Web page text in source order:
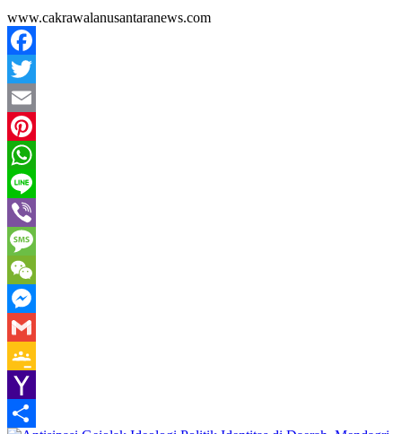
www.cakrawalanusantaranews.com
Facebook
Twitter
Email
Pinterest
WhatsApp
Line
Viber
Message
WeChat
Messenger
Gmail
Google
Classroom
Yahoo